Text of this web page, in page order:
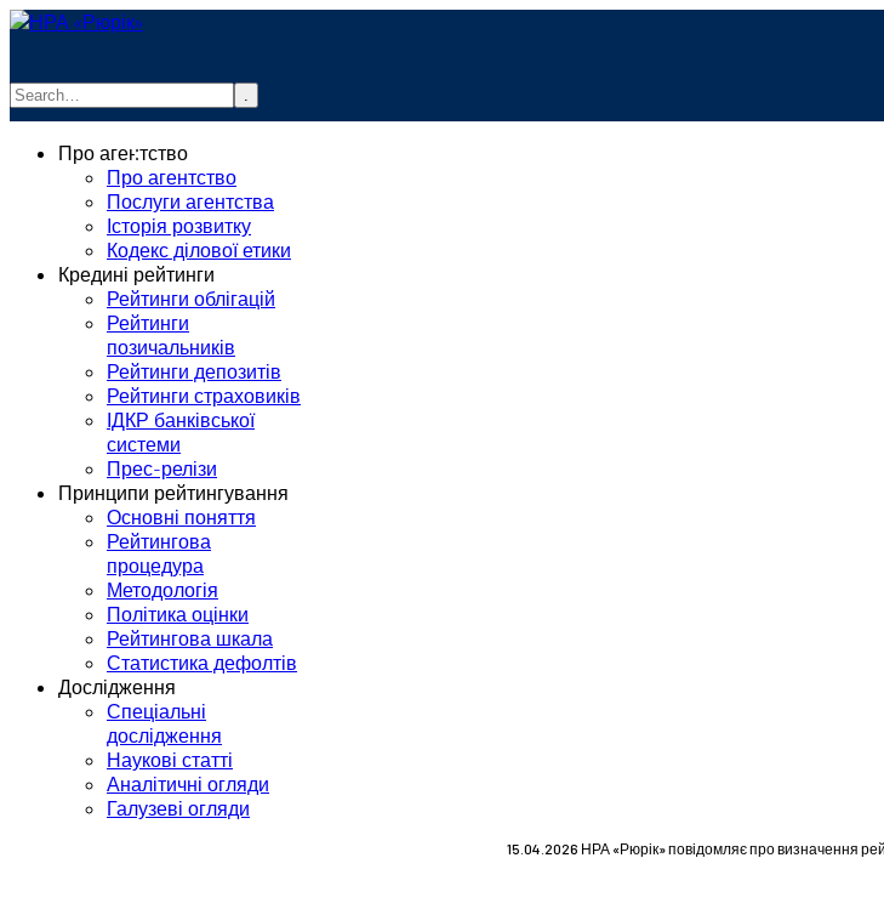
.
info@rurik.com.ua
Про агентство
Про агентство
Послуги агентства
Історія розвитку
Кодекс ділової етики
Кредині рейтинги
Рейтинги облігацій
Рейтинги
позичальників
Рейтинги депозитів
Рейтинги страховиків
ІДКР банківської
системи
Прес-релізи
Принципи рейтингування
Основні поняття
Рейтингова
процедура
Методологія
Політика оцінки
Рейтингова шкала
Статистика дефолтів
Дослідження
Спеціальні
дослідження
Наукові статті
Аналітичні огляди
Галузеві огляди
15.04.2026 НРА «Рюрік» повідомляє про визначення